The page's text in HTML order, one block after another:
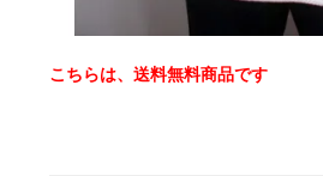
こちらは、送料無料商品です